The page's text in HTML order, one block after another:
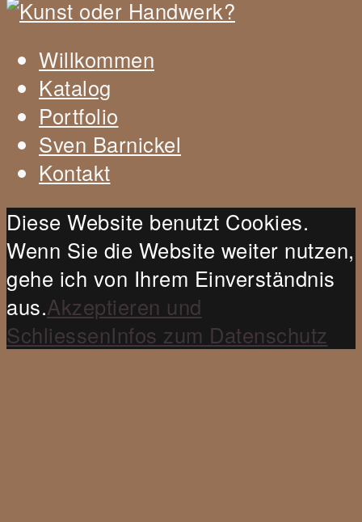
Willkommen
Katalog
Portfolio
Sven Barnickel
Kontakt
Diese Website benutzt Cookies.
Wenn Sie die Website weiter nutzen,
gehe ich von Ihrem Einverständnis
aus.Akzeptieren und
SchliessenInfos zum Datenschutz